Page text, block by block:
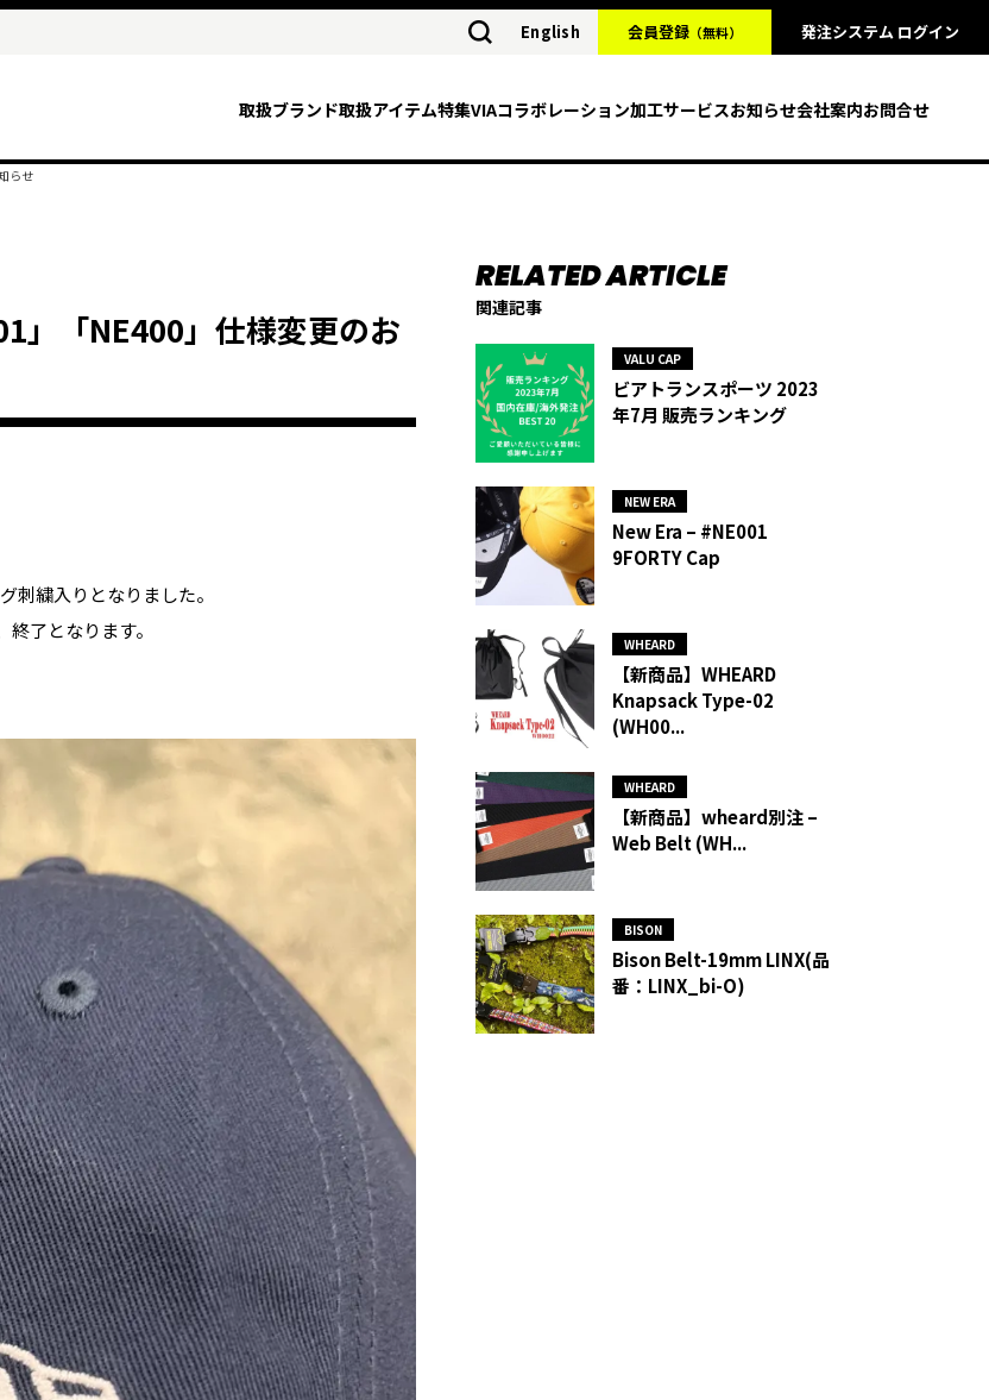
English 会員登録 （無料） 発注システム ログイン
取扱ブランド取扱アイテム特集VIAコラボレーション加工サービスお知らせ会社案内お問合せ
らせ
」「NE400」仕様変更のお
刺繍入りとなりました。
了となります。
関連記事
VALU CAP
ビアトランスポーツ 2023
年7月 販売ランキング
NEW ERA
New Era – #NE001
9FORTY Cap
WHEARD
【新商品】WHEARD
Knapsack Type-02
(WH00...
WHEARD
【新商品】wheard別注 –
Web Belt (WH...
BISON
Bison Belt-19mm LINX(品
番：LINX_bi-O)